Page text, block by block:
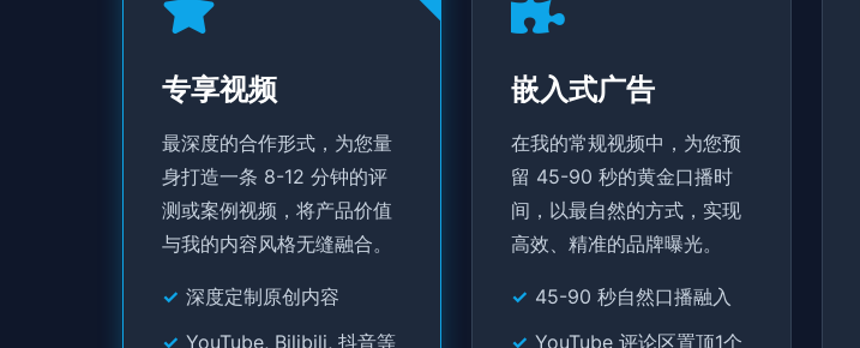
专享视频
最深度的合作形式，为您量
身打造一条 8-12 分钟的评
测或案例视频，将产品价值
与我的内容风格无缝融合。
深度定制原创内容
YouTube, Bilibili, 抖音等
嵌入式广告
在我的常规视频中，为您预
留 45-90 秒的黄金口播时
间，以最自然的方式，实现
高效、精准的品牌曝光。
45-90 秒自然口播融入
YouTube 评论区置顶1个